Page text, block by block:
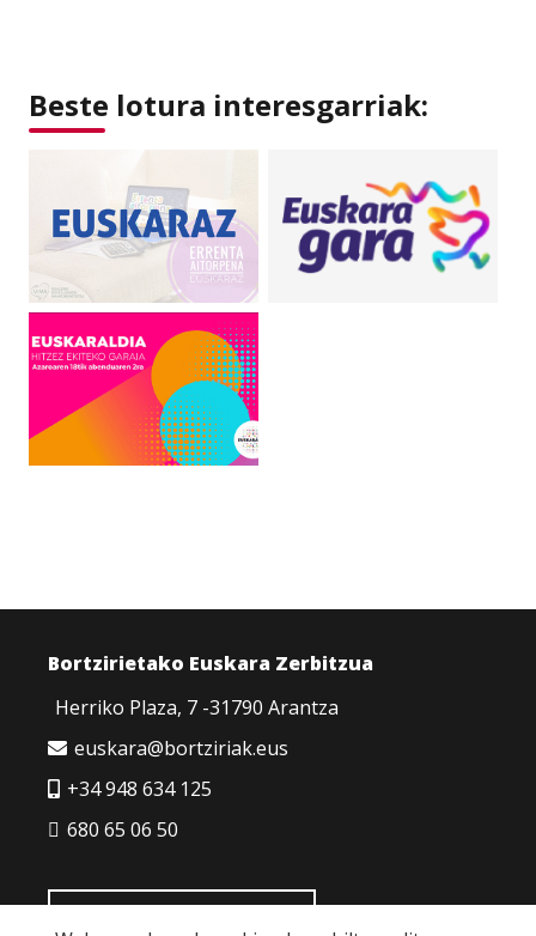
Beste lotura interesgarriak:
Bortzirietako Euskara Zerbitzua
Herriko Plaza, 7 -31790 Arantza
euskara@bortziriak.eus
+34 948 634 125
680 65 06 50